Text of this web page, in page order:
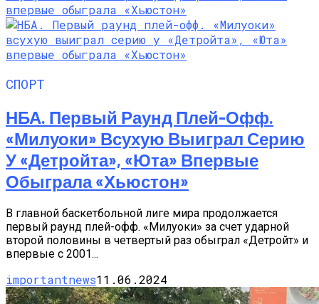
СПОРТ
НБА. Первый Раунд Плей-Офф.
«Милуоки» Всухую Выиграл Серию
У «Детройта», «Юта» Впервые
Обыграла «Хьюстон»
В главной баскетбольной лиге мира продолжается
первый раунд плей-офф. «Милуоки» за счет ударной
второй половины в четвертый раз обыграл «Детройт» и
впервые с 2001...
importantnews11.06.2024